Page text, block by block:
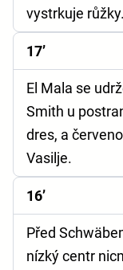
vystrkuje růžky.
17’
El Mala se
Smith u
dres, a
Vasilje.
16’
Před
nízký centr